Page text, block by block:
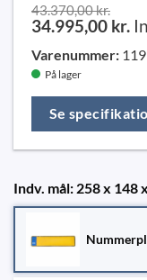
43.370,00kr.
34.995,00 kr.
Varenummer:
På lager
Se
Indv. mål: 258 x 148